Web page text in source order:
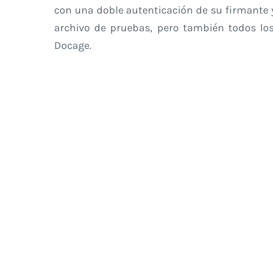
con una doble autenticación de su firmante
archivo de pruebas, pero también todos
Docage.